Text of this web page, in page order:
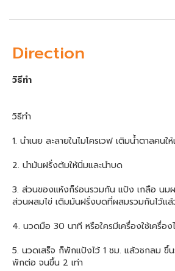
Direction
วิธีทำ
วิธีทำ
1. นำเนย ละลายในไมโครเวฟ เติมน้ำตาลคนให้
2. นำมันฝรั่งต้มให้นิ่มและนำบด
3. ส่วนของแห้งก็ร่อนรวมกัน แป้ง เกลือ น
ส่วนผสมไข่ เติมมันฝรั่งบดที่ผสมรวมกันไว้แล้
4. นวดมือ 30 นาที หรือใครมีเครื่องใช้เครื่อง
5. นวดเสร็จ ก็พักแป้งไว้ 1 ชม. แล้วชกลม ขึ้
พักต่อ จนขึ้น 2 เท่า